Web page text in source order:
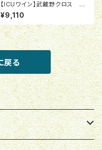
【ICUワイン】武蔵野クロス
赤 6本〈ICU-3〉
¥9,110
戻る